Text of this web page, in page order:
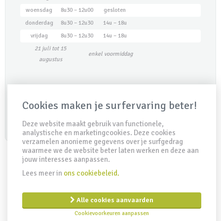
woensdag
8u30 – 12u00
gesloten
donderdag
8u30 – 12u30
14u – 18u
vrijdag
8u30 – 12u30
14u – 18u
21 juli tot 15
augustus
enkel voormiddag
Created by Insucommerce
Cookies maken je surfervaring beter!
Deze website maakt gebruik van functionele,
analystische en marketingcookies. Deze cookies
verzamelen anonieme gegevens over je surfgedrag
waarmee we de website beter laten werken en deze aan
jouw interesses aanpassen.
Lees meer in ons cookiebeleid.
Alle cookies aanvaarden
Cookievoorkeuren aanpassen